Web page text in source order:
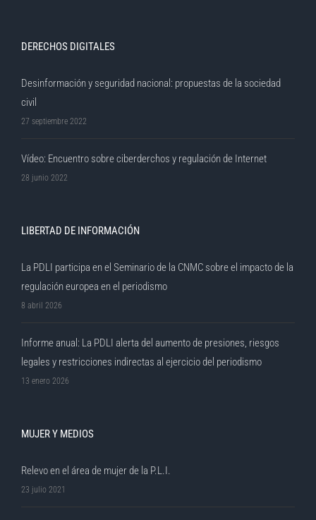
DERECHOS DIGITALES
Desinformación y seguridad nacional: propuestas de la sociedad
civil
27 septiembre 2022
Vídeo: Encuentro sobre ciberderchos y regulación de Internet
28 junio 2022
LIBERTAD DE INFORMACIÓN
La PDLI participa en el Seminario de la CNMC sobre el impacto de la
regulación europea en el periodismo
8 abril 2026
Informe anual: La PDLI alerta del aumento de presiones, riesgos
legales y restricciones indirectas al ejercicio del periodismo
13 enero 2026
MUJER Y MEDIOS
Relevo en el área de mujer de la P.L.I.
23 julio 2021